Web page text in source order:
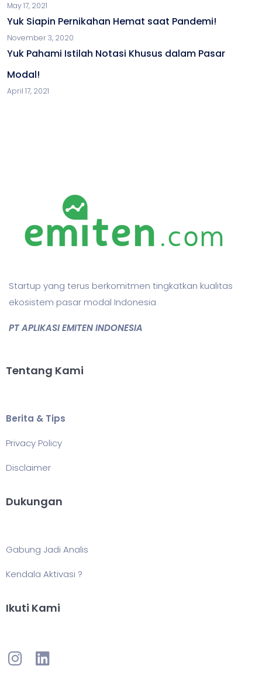
May 17, 2021
Yuk Siapin Pernikahan Hemat saat Pandemi!
November 3, 2020
Yuk Pahami Istilah Notasi Khusus dalam Pasar
Modal!
April 17, 2021
Startup yang terus berkomitmen tingkatkan kualitas
ekosistem pasar modal Indonesia
PT APLIKASI EMITEN INDONESIA
Tentang Kami
Berita & Tips
Privacy Policy
Disclaimer
Dukungan
Gabung Jadi Analis
Kendala Aktivasi ?
Ikuti Kami